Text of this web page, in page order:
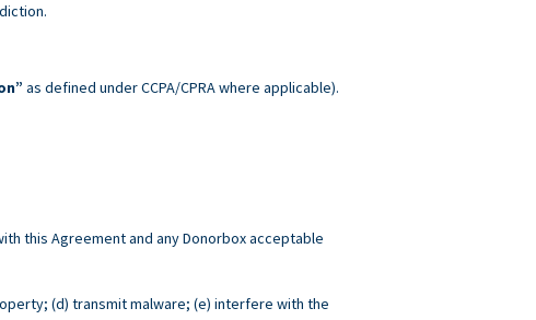
as defined under CCPA/CPRA where applicable).
this Agreement and any Donorbox acceptable
(d) transmit malware; (e) interfere with the